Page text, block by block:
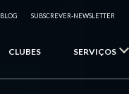
BLOG SUBSCREVER-NEWSLETTER
CLUBES SERVIÇOS